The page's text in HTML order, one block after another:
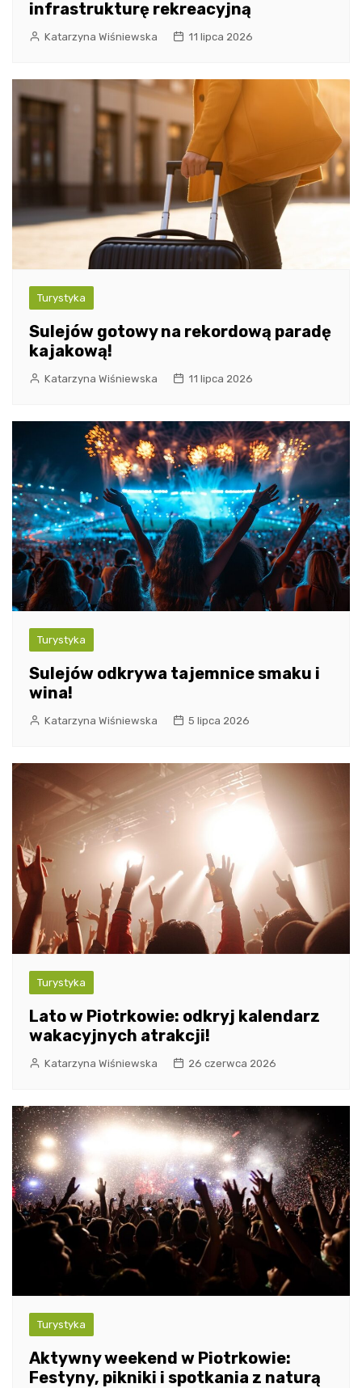
infrastrukturę rekreacyjną
Katarzyna Wiśniewska 11 lipca 2026
Turystyka
Sulejów gotowy na rekordową paradę
kajakową!
Katarzyna Wiśniewska 11 lipca 2026
Turystyka
Sulejów odkrywa tajemnice smaku i
wina!
Katarzyna Wiśniewska 5 lipca 2026
Turystyka
Lato w Piotrkowie: odkryj kalendarz
wakacyjnych atrakcji!
Katarzyna Wiśniewska 26 czerwca 2026
Turystyka
Aktywny weekend w Piotrkowie:
Festyny, pikniki i spotkania z naturą